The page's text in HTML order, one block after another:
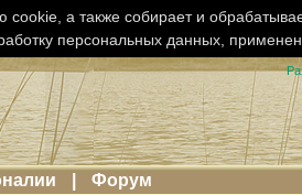
Форум
а также собирает и
персональных данных,